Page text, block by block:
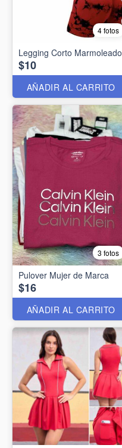
4 fotos
Legging Corto Marmoleado
$10
AÑADIR AL CARRITO
3 fotos
Pulover Mujer de Marca
$16
AÑADIR AL CARRITO